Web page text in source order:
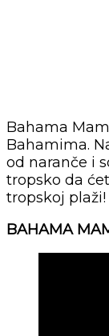
Bahama
Bahamima.
od naranče i
tropsko da
tropskoj plaži!
BAHAMA